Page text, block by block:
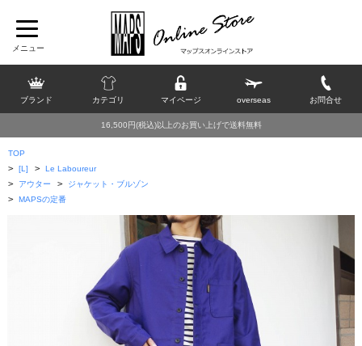
ブランド カテゴリ マイページ overseas お問合せ
16,500円(税込)以上のお買い上げで送料無料
TOP
> [L] > Le Laboureur
> アウター > ジャケット・ブルゾン
> MAPSの定番